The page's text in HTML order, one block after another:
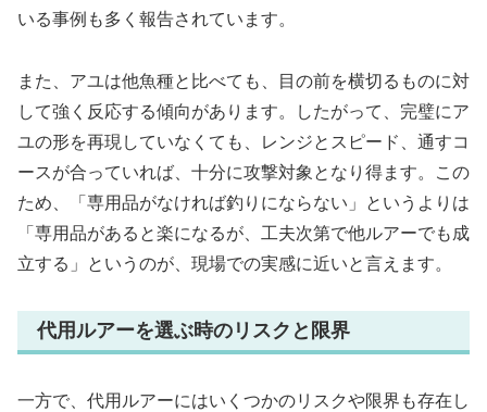
いる事例も多く報告されています。
また、アユは他魚種と比べても、目の前を横切るものに対
して強く反応する傾向があります。したがって、完璧にア
ユの形を再現していなくても、レンジとスピード、通すコ
ースが合っていれば、十分に攻撃対象となり得ます。この
ため、「専用品がなければ釣りにならない」というよりは
「専用品があると楽になるが、工夫次第で他ルアーでも成
立する」というのが、現場での実感に近いと言えます。
代用ルアーを選ぶ時のリスクと限界
一方で、代用ルアーにはいくつかのリスクや限界も存在し